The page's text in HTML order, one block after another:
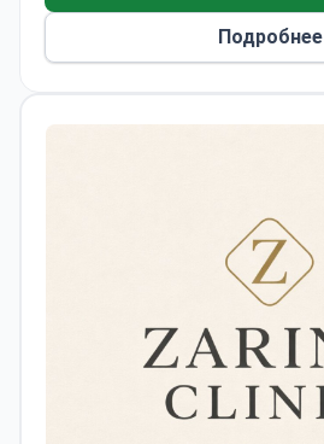
Подробнее